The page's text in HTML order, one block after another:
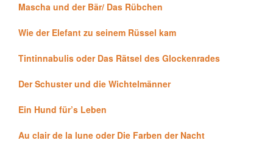
Mascha und der Bär/ Das Rübchen
Wie der Elefant zu seinem Rüssel kam
Tintinnabulis oder Das Rätsel des Glockenrades
Der Schuster und die Wichtelmänner
Ein Hund für’s Leben
Au clair de la lune oder Die Farben der Nacht